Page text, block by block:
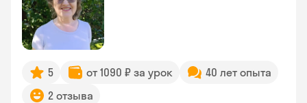
5 от 1090 ₽ за урок
40 лет опыта
2 отзыва